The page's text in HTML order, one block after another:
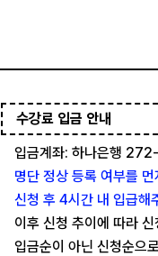
수강료 입금 안내
입금계좌: 하나은행
명단 정상 등록 여부를
신청 후 4시간 내 입급해
이후 신청 추이에 따라
입금순이 아닌 신청순으